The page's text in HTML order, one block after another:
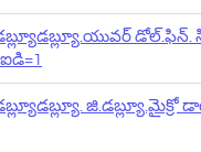
డోల్.ఫిన్.